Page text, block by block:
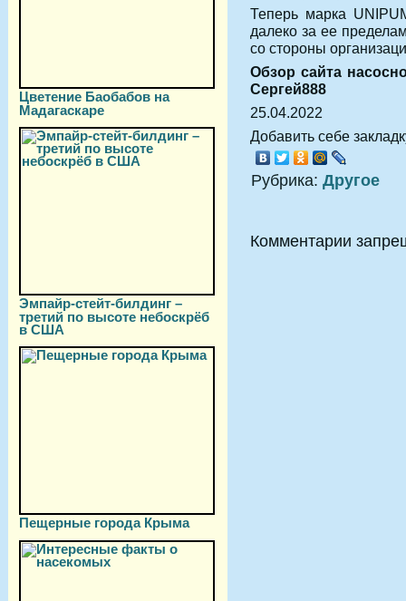
Цветение Баобабов на
Мадагаскаре
Эмпайр-стейт-билдинг –
третий по высоте небоскрёб
в США
Пещерные города Крыма
Теперь марка
далеко за ее
со стороны
Обзор сайта
Сергей888
25.04.2022
Добавить себе
Рубрика: Другое
Комментарии